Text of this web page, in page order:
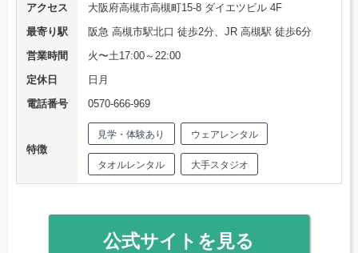
アクセス
大阪府高槻市高槻町15-8 ダイエツビル 4F
最寄り駅
阪急 高槻市駅北口 徒歩2分、JR 高槻駅 徒歩6分
営業時間
火〜土17:00～22:00
定休日
日月
電話番号
0570-666-969
特徴
見学・体験あり ウェアレンタル
タオルレンタル 大手スタジオ
公式サイトを見る